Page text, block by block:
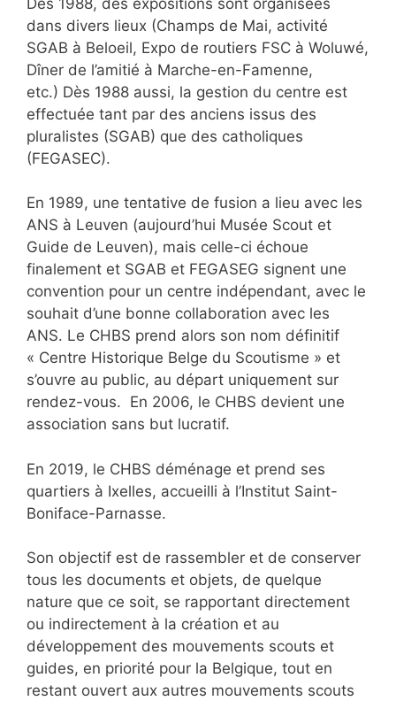
dans divers lieux (Champs de Mai, activité
SGAB à Beloeil, Expo de routiers FSC à Woluwé,
Dîner de l’amitié à Marche-en-Famenne,
etc.) Dès 1988 aussi, la gestion du centre est
effectuée tant par des anciens issus des
pluralistes (SGAB) que des catholiques
(FEGASEC).
En 1989, une tentative de fusion a lieu avec les
ANS à Leuven (aujourd’hui Musée Scout et
Guide de Leuven), mais celle-ci échoue
finalement et SGAB et FEGASEG signent une
convention pour un centre indépendant, avec le
souhait d’une bonne collaboration avec les
ANS. Le CHBS prend alors son nom définitif
« Centre Historique Belge du Scoutisme » et
s’ouvre au public, au départ uniquement sur
rendez-vous. En 2006, le CHBS devient une
association sans but lucratif.
En 2019, le CHBS déménage et prend ses
quartiers à Ixelles, accueilli à l’Institut Saint-
Boniface-Parnasse.
Son objectif est de rassembler et de conserver
tous les documents et objets, de quelque
nature que ce soit, se rapportant directement
ou indirectement à la création et au
développement des mouvements scouts et
guides, en priorité pour la Belgique, tout en
restant ouvert aux autres mouvements scouts